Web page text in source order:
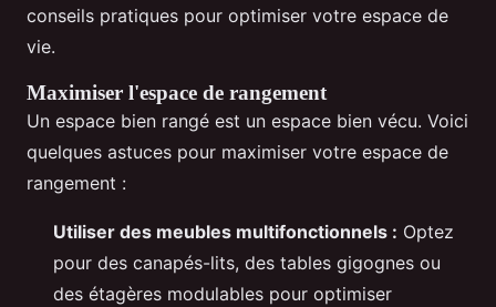
conseils pratiques pour optimiser votre espace de
vie.
Maximiser l'espace de rangement
Un espace bien rangé est un espace bien vécu. Voici
quelques astuces pour maximiser votre espace de
rangement :
Utiliser des meubles multifonctionnels : Optez
pour des canapés-lits, des tables gigognes ou
des étagères modulables pour optimiser